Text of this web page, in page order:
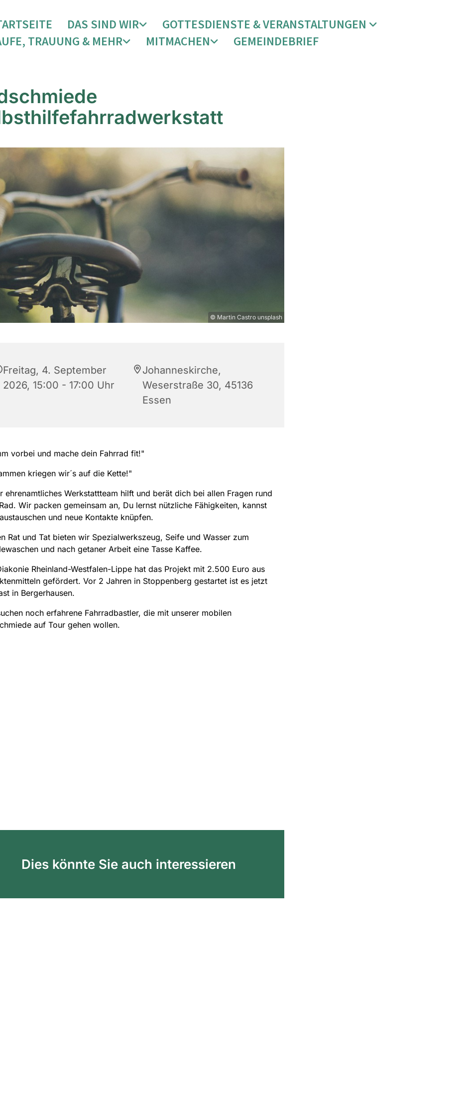
DAS SIND WIR
GOTTESDIENSTE & VERANSTALTUNGEN
TRAUUNG & MEHR
MITMACHEN GEMEINDEBRIEF
© Martin Castro unsplash
Freitag, 4. September
2026, 15:00 - 17:00 Uhr
Johanneskirche,
Weserstraße 30, 45136
Essen
vorbei und mache dein Fahrrad fit!"
kriegen wir´s auf die Kette!"
ehrenamtliches Werkstattteam hilft und berät dich bei allen Fragen rund
Wir packen gemeinsam an, Du lernst nützliche Fähigkeiten, kannst
und neue Kontakte knüpfen.
Rat und Tat bieten wir Spezialwerkszeug, Seife und Wasser zum
und nach getaner Arbeit eine Tasse Kaffee.
Rheinland-Westfalen-Lippe hat das Projekt mit 2.500 Euro aus
gefördert. Vor 2 Jahren in Stoppenberg gestartet ist es jetzt
in Bergerhausen.
noch erfahrene Fahrradbastler, die mit unserer mobilen
auf Tour gehen wollen.
Dies könnte Sie auch interessieren